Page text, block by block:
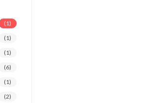
(1)
(1)
(1)
(6)
(1)
(2)